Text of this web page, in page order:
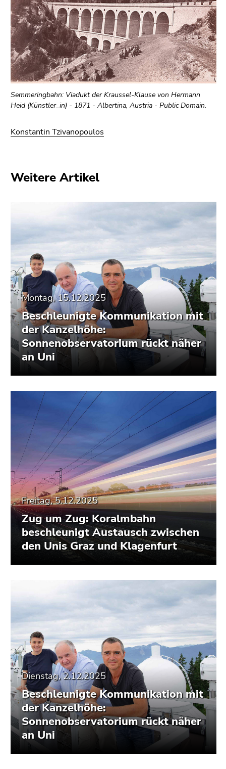
Semmeringbahn: Viadukt der Kraussel-Klause von Hermann
Heid (Künstler_in) - 1871 - Albertina, Austria - Public Domain.
Konstantin Tzivanopoulos
Weitere Artikel
Montag, 15.12.2025
Beschleunigte Kommunikation mit
der Kanzelhöhe:
Sonnenobservatorium rückt näher
an Uni
Freitag, 5.12.2025
Zug um Zug: Koralmbahn
beschleunigt Austausch zwischen
den Unis Graz und Klagenfurt
Dienstag, 2.12.2025
Beschleunigte Kommunikation mit
der Kanzelhöhe:
Sonnenobservatorium rückt näher
an Uni